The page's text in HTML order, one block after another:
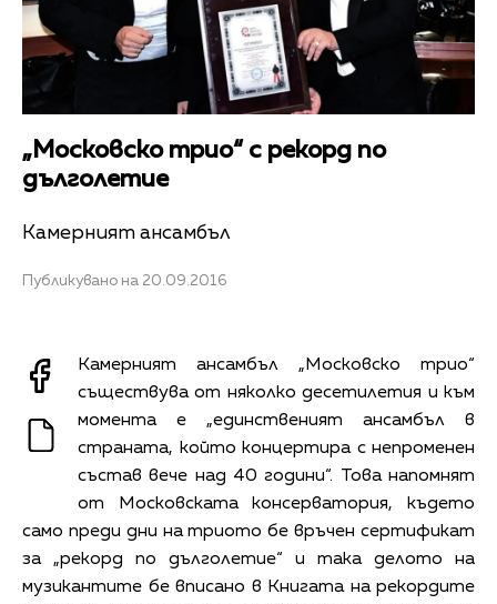
„Московско трио“ с рекорд по
дълголетие
Камерният ансамбъл
Публикувано на 20.09.2016
Камерният ансамбъл „Московско трио“
съществува от няколко десетилетия и към
момента е „единственият ансамбъл в
страната, който концертира с непроменен
състав вече над 40 години“. Това напомнят
от Московската консерватория, където
само преди дни на триото бе връчен сертификат
за „рекорд по дълголетие“ и така делото на
музикантите бе вписано в Книгата на рекордите